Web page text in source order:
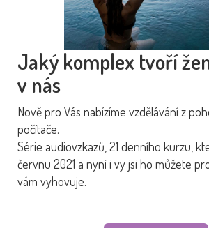
Jaký komplex tvoří
v nás
Nově pro Vás nabízíme vzdělávání z
počítače.
Série audiovzkazů, 21 denního kurzu,
červnu 2021 a nyní i vy jsi ho můžete
vám vyhovuje.